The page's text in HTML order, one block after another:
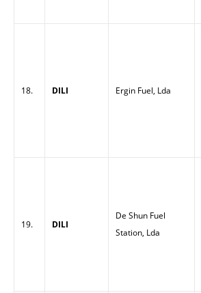
18. DILI Ergin Fuel, Lda
19. DILI
De Shun Fuel
Station, Lda